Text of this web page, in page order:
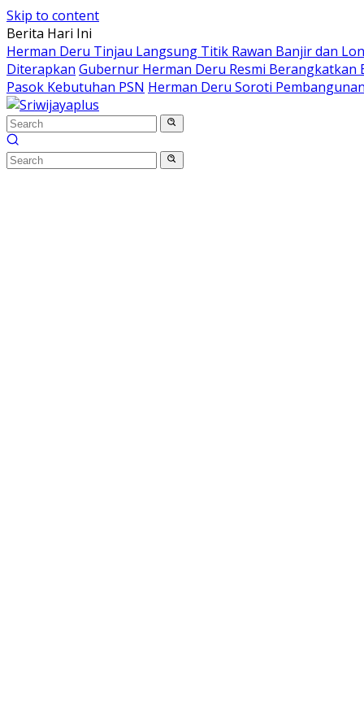
Skip to content
Berita Hari Ini
Herman Deru Tinjau Langsung Titik Rawan Banjir dan
Diterapkan Gubernur Herman Deru Resmi Berangkatkan
Pasok Kebutuhan PSN Herman Deru Soroti